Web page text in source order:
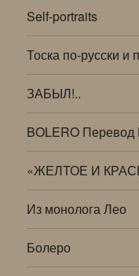
Self-portraits
Тоска по-русски и
ЗАБЫЛ!..
BOLERO
«ЖЕЛТОЕ И
Из монолога Лео
Болеро